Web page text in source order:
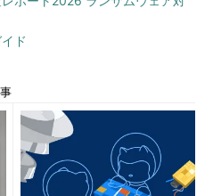
ド